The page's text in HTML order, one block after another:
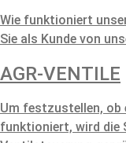
Wie funktioniert
Sie als Kunde von
AGR-VENTILE
Um festzustellen, ob
funktioniert, wird die